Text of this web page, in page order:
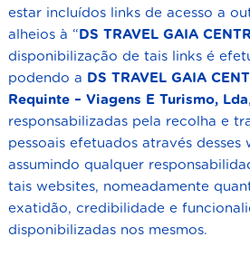
estar incluídos links de acesso a
alheios à “DS TRAVEL GAIA
disponibilização de tais links é
podendo a DS TRAVEL GAIA
Requinte – Viagens E Turismo, Lda,
responsabilizadas pela recolha e
pessoais efetuados através desses
assumindo qualquer
tais websites, nomeadamente
exatidão, credibilidade e
disponibilizadas nos mesmos.